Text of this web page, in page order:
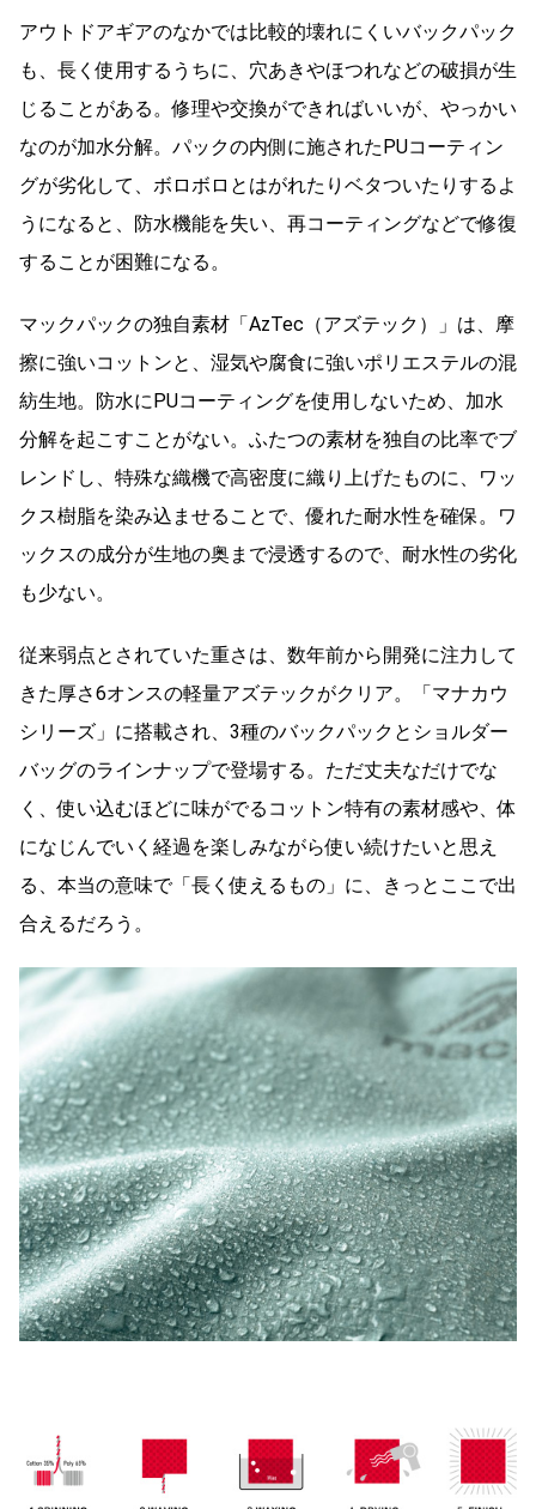
アウトドアギアのなかでは比較的壊れにくいバックパック
も、長く使用するうちに、穴あきやほつれなどの破損が生
じることがある。修理や交換ができればいいが、やっかい
なのが加水分解。パックの内側に施されたPUコーティン
グが劣化して、ボロボロとはがれたりベタついたりするよ
うになると、防水機能を失い、再コーティングなどで修復
することが困難になる。
マックパックの独自素材「AzTec（アズテック）」は、摩
擦に強いコットンと、湿気や腐食に強いポリエステルの混
紡生地。防水にPUコーティングを使用しないため、加水
分解を起こすことがない。ふたつの素材を独自の比率でブ
レンドし、特殊な織機で高密度に織り上げたものに、ワッ
クス樹脂を染み込ませることで、優れた耐水性を確保。ワ
ックスの成分が生地の奥まで浸透するので、耐水性の劣化
も少ない。
従来弱点とされていた重さは、数年前から開発に注力して
きた厚さ6オンスの軽量アズテックがクリア。「マナカウ
シリーズ」に搭載され、3種のバックパックとショルダー
バッグのラインナップで登場する。ただ丈夫なだけでな
く、使い込むほどに味がでるコットン特有の素材感や、体
になじんでいく経過を楽しみながら使い続けたいと思え
る、本当の意味で「長く使えるもの」に、きっとここで出
合えるだろう。